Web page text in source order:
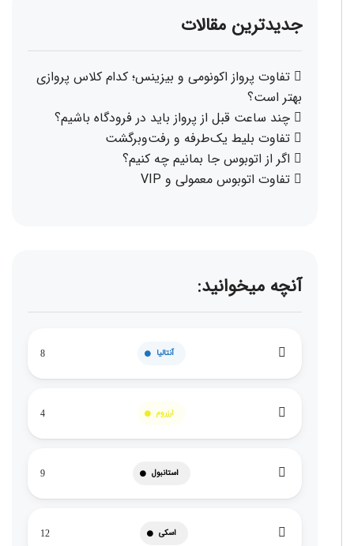
جدیدترین مقالات
تفاوت پرواز اکونومی و بیزینس؛ کدام کلاس پروازی
بهتر است؟
چند ساعت قبل از پرواز باید در فرودگاه باشیم؟
تفاوت بلیط یک‌طرفه و رفت‌وبرگشت
اگر از اتوبوس جا بمانیم چه کنیم؟
تفاوت اتوبوس معمولی و VIP
آنچه میخوانید:
آنتالیا 8
ارزروم 4
استانبول 9
اسکی 12